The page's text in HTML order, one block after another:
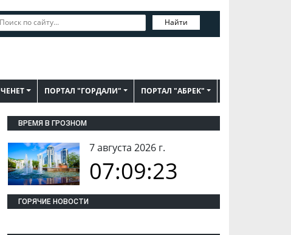
Найти
ЧЕНЕТ ПОРТАЛ "ГОРДАЛИ" ПОРТАЛ "АБРЕК"
ВРЕМЯ В ГРОЗНОМ
7 августа 2026 г.
07:09:25
ГОРЯЧИЕ НОВОСТИ